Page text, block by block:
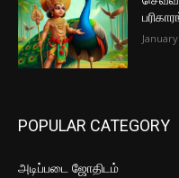
POPULAR CATEGORY
அடிப்படை ஜோதிடம்